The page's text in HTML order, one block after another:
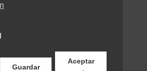
Guardar
Aceptar